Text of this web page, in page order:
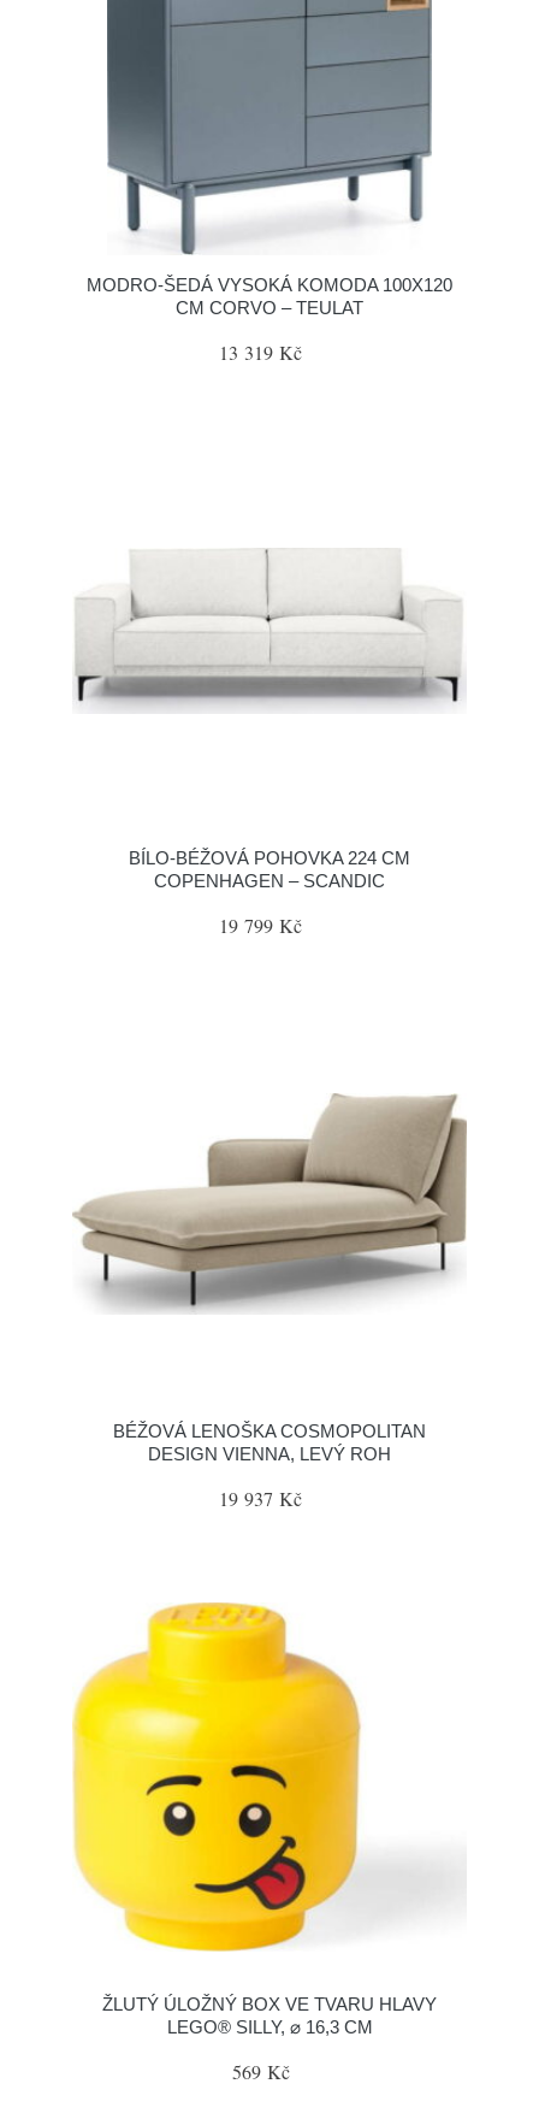
MODRO-ŠEDÁ VYSOKÁ KOMODA 100X120
CM CORVO – TEULAT
13 319 Kč
BÍLO-BÉŽOVÁ POHOVKA 224 CM
COPENHAGEN – SCANDIC
19 799 Kč
BÉŽOVÁ LENOŠKA COSMOPOLITAN
DESIGN VIENNA, LEVÝ ROH
19 937 Kč
ŽLUTÝ ÚLOŽNÝ BOX VE TVARU HLAVY
LEGO® SILLY, ⌀ 16,3 CM
569 Kč